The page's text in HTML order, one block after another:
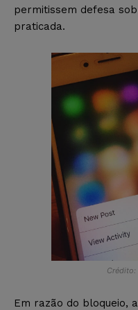
permitissem defesa
praticada.
Crédito:
Em razão do bloqueio,